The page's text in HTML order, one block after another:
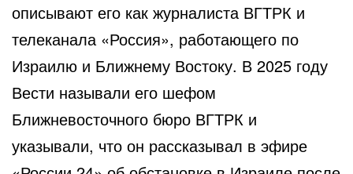
описывают его как журналиста ВГТРК и
телеканала «Россия», работающего по
Израилю и Ближнему Востоку. В 2025 году
Вести называли его шефом
Ближневосточного бюро ВГТРК и
указывали, что он рассказывал в эфире